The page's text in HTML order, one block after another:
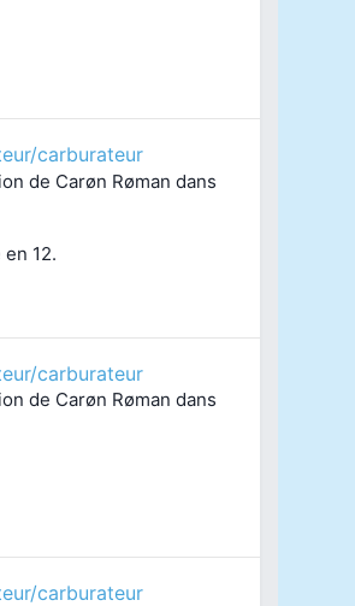
carburateur
de Carøn Røman dans
12.
carburateur
de Carøn Røman dans
carburateur